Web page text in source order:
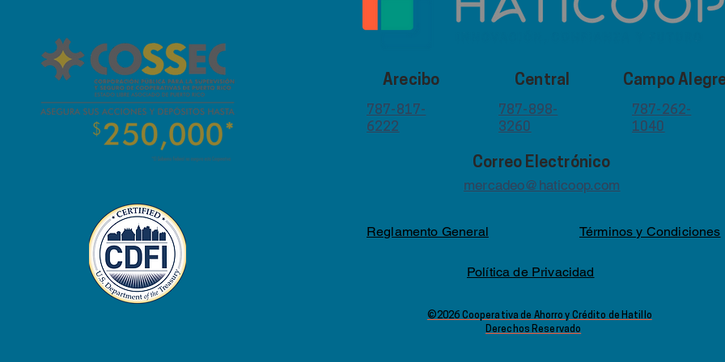
Arecibo
787-817-
6222
Central
787-898-
3260
Campo
787-262-
1040
Correo Electrónico
mercadeo@haticoop.com
Reglamento General Términos y Condiciones
Política de Privacidad
©2026 Cooperativa de Ahorro y Crédito de Hatillo
Derechos Reservado